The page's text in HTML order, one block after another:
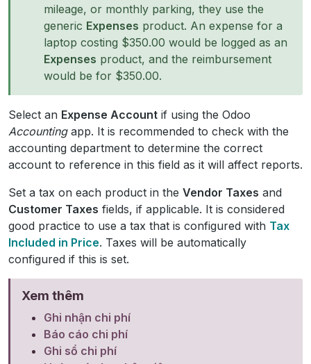
mileage, or monthly parking, they use the
generic Expenses product. An expense for a
laptop costing $350.00 would be logged as an
Expenses product, and the reimbursement
would be for $350.00.
Select an Expense Account if using the Odoo
Accountingapp. It is recommended to check with the
accounting department to determine the correct
account to reference in this field as it will affect reports.
Set a tax on each product in the Vendor Taxes and
Customer Taxes fields, if applicable. It is considered
good practice to use a tax that is configured with Tax
Included in Price. Taxes will be automatically
configured if this is set.
Xem thêm
Ghi nhận chi phí
Báo cáo chi phí
Ghi sổ chi phí